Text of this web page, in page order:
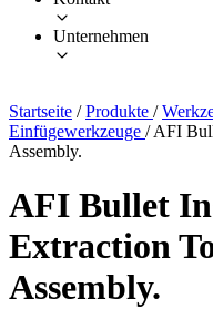
Unternehmen
Startseite / Produkte /
Einfügewerkzeuge / AFI
Assembly.
AFI Bullet
Extraction
Assembly.